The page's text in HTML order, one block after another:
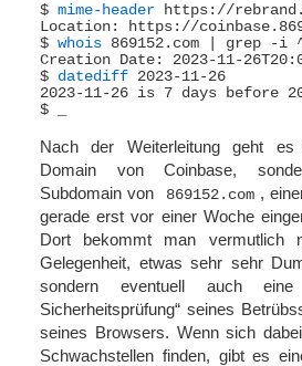
$ mime-header https://
Location: https://
$ whois 869152.com | grep -i
Creation Date: 2023-11-
$ datediff 2023-11-26
2023-11-26 is 7 days before
Nach der Weiterleitung geht
Domain von Coinbase,
Subdomain von
869152.com ,
gerade erst vor einer Woche
Dort bekommt man vermutlich
Gelegenheit, etwas sehr sehr
sondern eventuell auch eine
Sicherheitsprüfung“ seines
seines Browsers. Wenn sich
Schwachstellen finden, gibt es